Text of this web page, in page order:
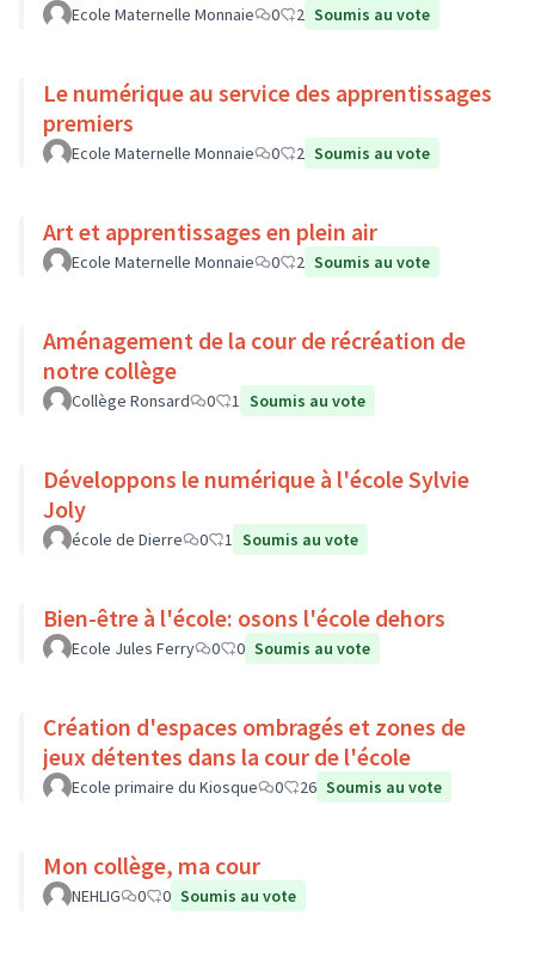
Ecole Maternelle Monnaie 0 2 Soumis au vote
Le numérique au service des apprentissages
premiers
Ecole Maternelle Monnaie 0 2 Soumis au vote
Art et apprentissages en plein air
Ecole Maternelle Monnaie 0 2 Soumis au vote
Aménagement de la cour de récréation de
notre collège
Collège Ronsard 0 1 Soumis au vote
Développons le numérique à l'école Sylvie
Joly
école de Dierre 0 1 Soumis au vote
Bien-être à l'école: osons l'école dehors
Ecole Jules Ferry 0 0 Soumis au vote
Création d'espaces ombragés et zones de
jeux détentes dans la cour de l'école
Ecole primaire du Kiosque 0 26 Soumis au vote
Mon collège, ma cour
NEHLIG 0 0 Soumis au vote